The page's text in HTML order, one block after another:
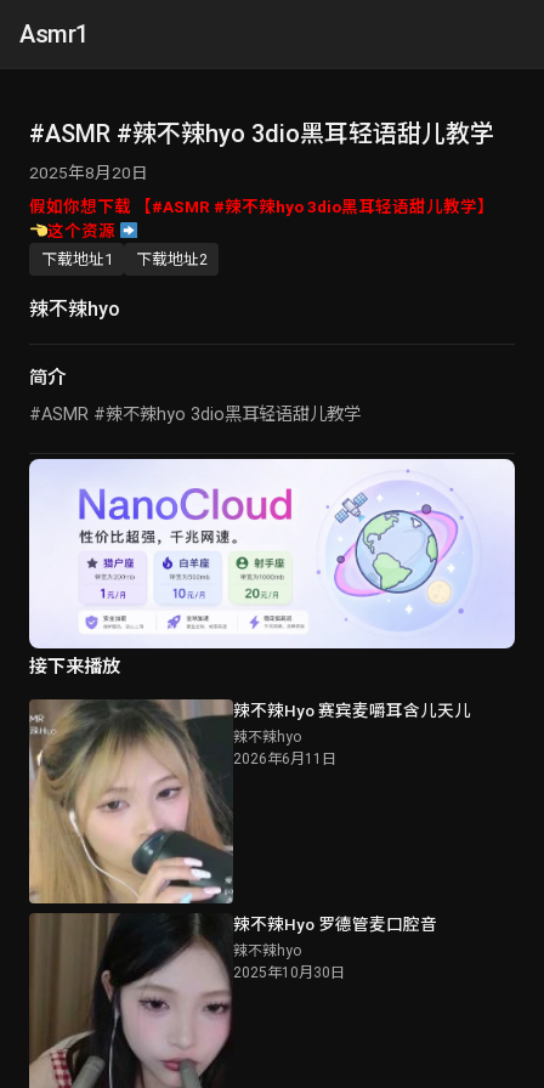
Asmr1
#ASMR #辣不辣hyo 3dio黑耳轻语甜儿教学
2025年8月20日
假如你想下载 【#ASMR #辣不辣hyo 3dio黑耳轻语甜儿教学】
这个资源
下载地址1 下载地址2
辣不辣hyo
简介
#ASMR #辣不辣hyo 3dio黑耳轻语甜儿教学
接下来播放
辣不辣Hyo 赛宾麦嚼耳含儿天儿
辣不辣hyo
2026年6月11日
辣不辣Hyo 罗德管麦口腔音
辣不辣hyo
2025年10月30日